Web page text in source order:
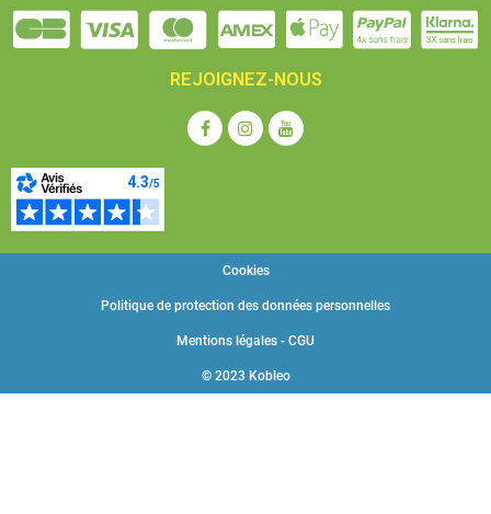
REJOIGNEZ-NOUS
© 2023 Kobleo
Mentions légales - CGU
Politique de protection des données personnelles
Cookies